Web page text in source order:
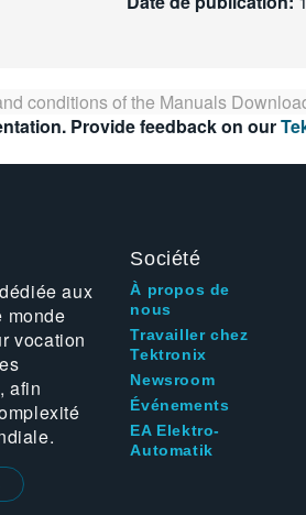
conditions of the Manuals
Provide feedback on our
aux
monde
vocation
afin
Société
À propos de
nous
Travailler chez
Tektronix
Newsroom
Événements
EA Elektro-
Automatik